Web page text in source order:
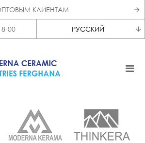
КЛИЕНТАМ
00 РУССКИЙ